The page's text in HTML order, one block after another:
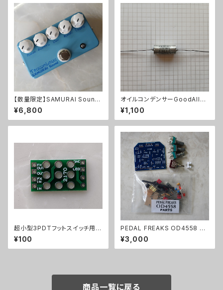
【数量限定】SAMURAI Sound
Tremoloneキット
¥6,800
オイルコンデンサーGoodAll
0.033uF【在庫限り】
¥1,100
超小型3PDTフットスイッチ用プ
リント基板トゥルーバイパス用21
70
¥100
PEDAL FREAKS OD4558 パ
ーツセット
¥3,000
商品一覧に戻る